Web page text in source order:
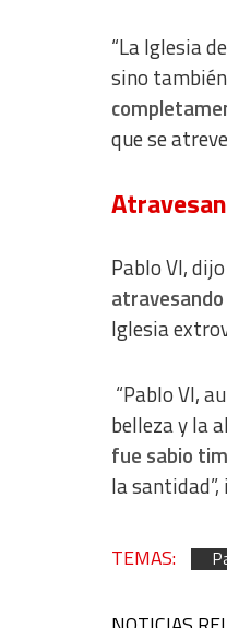
“La Iglesia
sino
que se
Pablo VI,
Iglesia
“Pablo VI,
belleza y la
fue sabio
la
TEMAS:
Develop and improve
Use limited data to select
IAB Special Features:
Non-IAB processing purposes:
Advertising